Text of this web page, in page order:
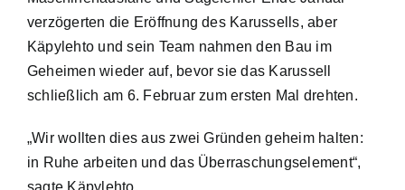
verzögerten die Eröffnung des Karussells, aber
Käpylehto und sein Team nahmen den Bau im
Geheimen wieder auf, bevor sie das Karussell
schließlich am 6. Februar zum ersten Mal drehten.
„Wir wollten dies aus zwei Gründen geheim halten:
in Ruhe arbeiten und das Überraschungselement“,
sagte Käpylehto.